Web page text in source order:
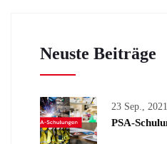
Neuste Beiträge
23 Sep., 2021
PSA-